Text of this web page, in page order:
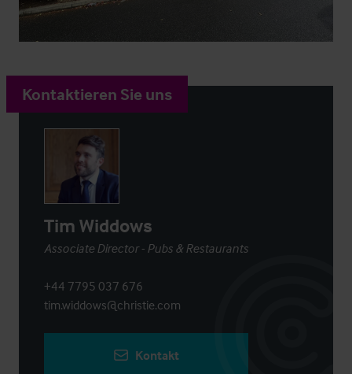
Kontaktieren Sie uns
Tim Widdows
Associate Director - Pubs & Restaurants
+44 7795 037 676
tim.widdows@christie.com
Kontakt